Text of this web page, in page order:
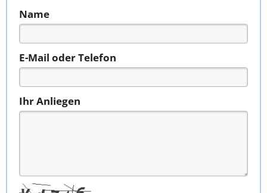
Name
E-Mail oder Telefon
Ihr Anliegen